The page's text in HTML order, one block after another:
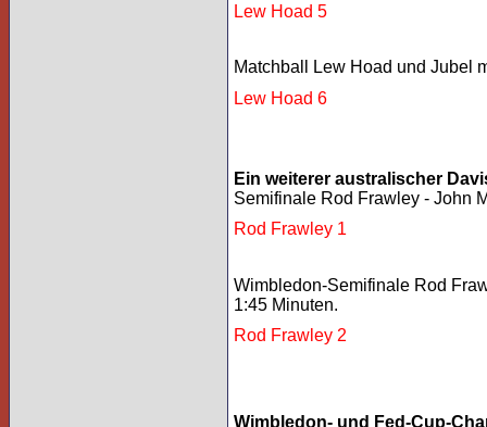
Lew Hoad 5
Matchball Lew Hoad und Jubel
Lew Hoad 6
Ein weiterer australischer
Semifinale Rod Frawley - John
Rod Frawley 1
Wimbledon-Semifinale Rod
1:45 Minuten.
Rod Frawley 2
Wimbledon- und Fed-Cup-